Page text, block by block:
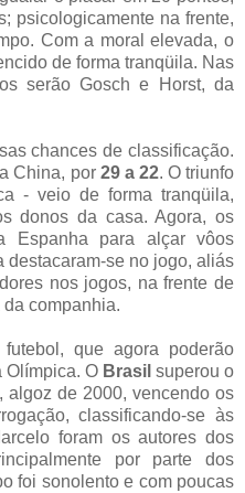
psicologicamente na frente,
Com a moral elevada, o
de forma tranqüila. Nas
serão Gosch e Horst, da
chances de classificação.
China, por 29 a 22. O triunfo
- veio de forma tranqüila,
donos da casa. Agora, os
Espanha para alçar vôos
destacaram-se no jogo, aliás
nos jogos, na frente de
companhia.
que agora poderão
Olímpica. O Brasil superou o
algoz de 2000, vencendo os
classificando-se às
foram os autores dos
por parte dos
foi sonolento e com poucas